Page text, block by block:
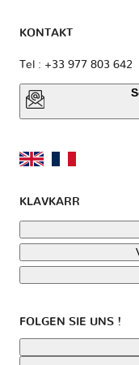
KONTAKT
Tel : +33 977 803 642
KLAVKARR
FOLGEN SIE UNS !